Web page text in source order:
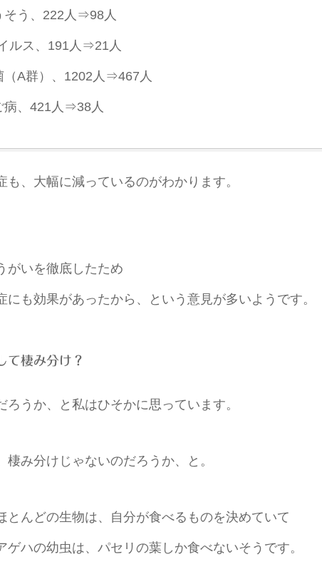
そう、222人⇒98人
ルス、191人⇒21人
（A群）、1202人⇒467人
病、421人⇒38人
も、大幅に減っているのがわかります。
がいを徹底したため
にも効果があったから、という意見が多いようです。
て棲み分け？
ろうか、と私はひそかに思っています。
棲み分けじゃないのだろうか、と。
とんどの生物は、自分が食べるものを決めていて
ゲハの幼虫は、パセリの葉しか食べないそうです。